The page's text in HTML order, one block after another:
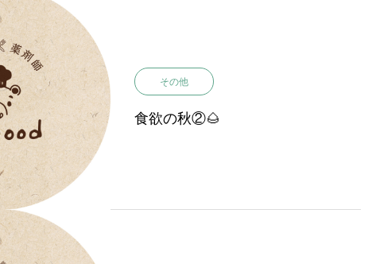
その他
食欲の秋②🌰